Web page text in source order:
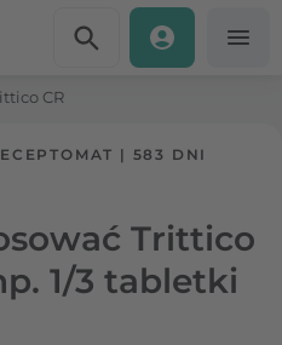
CR
| 583 DNI
Trittico
1/3 tabletki